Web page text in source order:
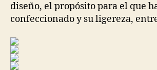
diseño, el propósito para el que
confeccionado y su ligereza,